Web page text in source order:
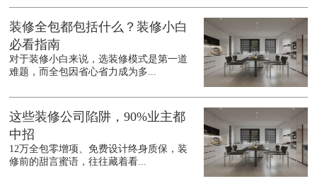
装修全包都包括什么？装修小白
必看指南
对于装修小白来说，选装修模式是第一道
难题，而全包因省心省力成为多...
这些装修公司陷阱，90%业主都
中招
12万全包零增项、免费设计终身质保，装
修前的甜言蜜语，往往藏着看...